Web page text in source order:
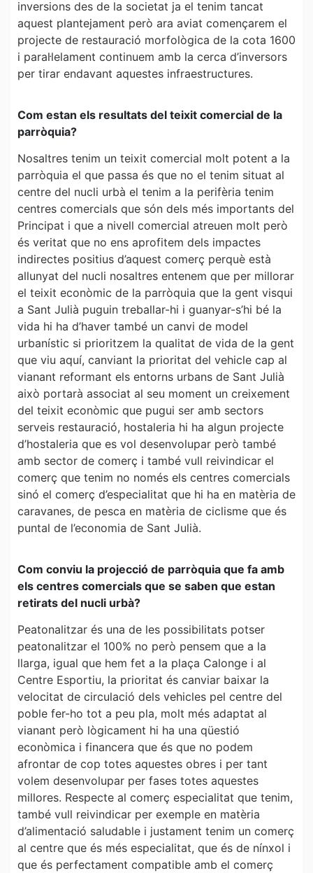
inversions des de la societat ja el tenim tancat
aquest plantejament però ara aviat començarem el
projecte de restauració morfològica de la cota 1600
i paral·lelament continuem amb la cerca d’inversors
per tirar endavant aquestes infraestructures.
Com estan els resultats del teixit comercial de la
parròquia?
Nosaltres tenim un teixit comercial molt potent a la
parròquia el que passa és que no el tenim situat al
centre del nucli urbà el tenim a la perifèria tenim
centres comercials que són dels més importants del
Principat i que a nivell comercial atreuen molt però
és veritat que no ens aprofitem dels impactes
indirectes positius d’aquest comerç perquè està
allunyat del nucli nosaltres entenem que per millorar
el teixit econòmic de la parròquia que la gent visqui
a Sant Julià puguin treballar-hi i guanyar-s’hi bé la
vida hi ha d’haver també un canvi de model
urbanístic si prioritzem la qualitat de vida de la gent
que viu aquí, canviant la prioritat del vehicle cap al
vianant reformant els entorns urbans de Sant Julià
això portarà associat al seu moment un creixement
del teixit econòmic que pugui ser amb sectors
serveis restauració, hostaleria hi ha algun projecte
d’hostaleria que es vol desenvolupar però també
amb sector de comerç i també vull reivindicar el
comerç que tenim no només els centres comercials
sinó el comerç d’especialitat que hi ha en matèria de
caravanes, de pesca en matèria de ciclisme que és
puntal de l’economia de Sant Julià.
Com conviu la projecció de parròquia que fa amb
els centres comercials que se saben que estan
retirats del nucli urbà?
Peatonalitzar és una de les possibilitats potser
peatonalitzar el 100% no però pensem que a la
llarga, igual que hem fet a la plaça Calonge i al
Centre Esportiu, la prioritat és canviar baixar la
velocitat de circulació dels vehicles pel centre del
poble fer-ho tot a peu pla, molt més adaptat al
vianant però lògicament hi ha una qüestió
econòmica i financera que és que no podem
afrontar de cop totes aquestes obres i per tant
volem desenvolupar per fases totes aquestes
millores. Respecte al comerç especialitat que tenim,
també vull reivindicar per exemple en matèria
d’alimentació saludable i justament tenim un comerç
al centre que és més especialitat, que és de nínxol i
que és perfectament compatible amb el comerç